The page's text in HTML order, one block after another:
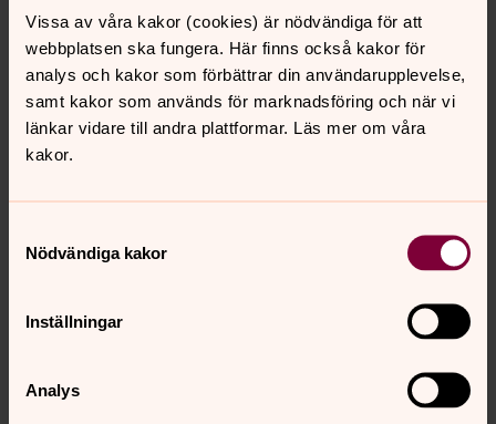
Vissa av våra kakor (cookies) är nödvändiga för att
webbplatsen ska fungera. Här finns också kakor för
analys och kakor som förbättrar din användarupplevelse,
samt kakor som används för marknadsföring och när vi
länkar vidare till andra plattformar. Läs mer om våra
kakor.
Nödvändiga kakor
Inställningar
Analys
Postadress: Box 1096, 221 04 Lund
Själaringning och tacksägelse i kyrkan
Snarast efter dödsfallet sker själaringning i Domkyrkan.
Det betyder att Domkyrkans klockor ringer för den som
dött. Du som sörjer är välkommen att sitta ner, lyssna till
gudstjänst. Namnet på den som dött läses upp, ljus
tänds och församlingen ber för den avlidna och för de
Begravningsbyrån eller Lunds domkyrkoförsamling
tacksägelsen. Vill ni som anhöriga ha tacksägelse också i